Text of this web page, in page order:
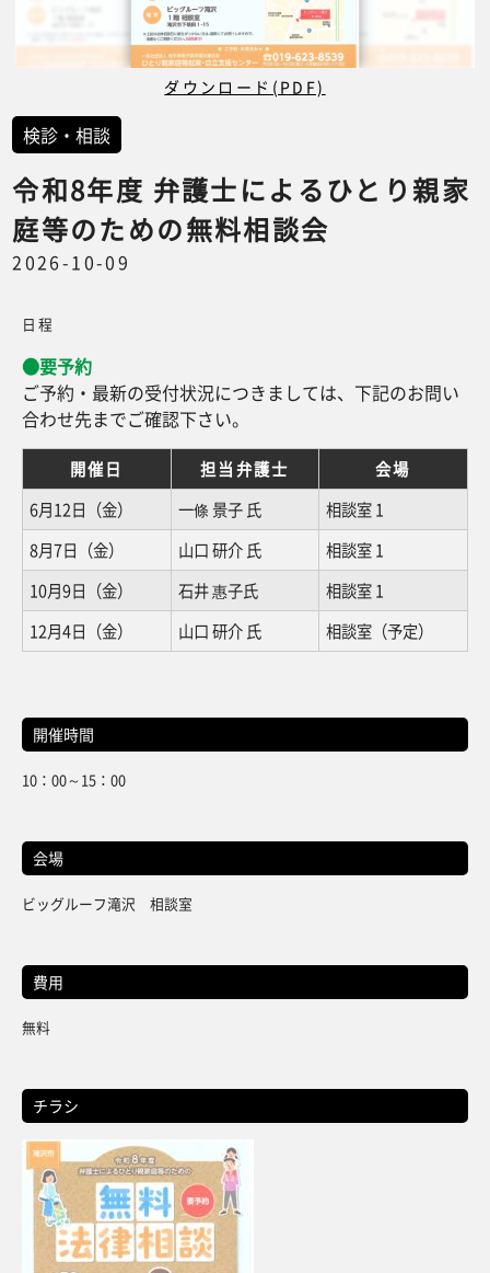
ダウンロード(PDF)
検診・相談
令和8年度 弁護士によるひとり親家
庭等のための無料相談会
2026-10-09
日程
●要予約
ご予約・最新の受付状況につきましては、下記のお問い
合わせ先までご確認下さい。
開催日 担当弁護士
会場
6月12日（金）
一條 景子 氏
相談室 1
8月7日（金）
山口 研介 氏
相談室 1
10月9日（金）
石井 惠子氏
相談室 1
12月4日（金）
山口 研介 氏 相談室（予定）
開催時間
10：00～15：00
会場
ビッグルーフ滝沢 相談室
費用
無料
チラシ